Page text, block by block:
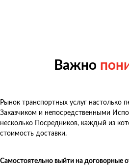
Важно
Рынок транспортных услуг настолько
Заказчиком и непосредственными
несколько Посредников, каждый из
стоимость доставки.
Самостоятельно выйти на договорные